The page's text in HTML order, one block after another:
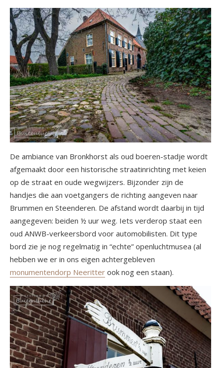
De ambiance van Bronkhorst als oud boeren-stadje wordt
afgemaakt door een historische straatinrichting met keien
op de straat en oude wegwijzers. Bijzonder zijn de
handjes die aan voetgangers de richting aangeven naar
Brummen en Steenderen. De afstand wordt daarbij in tijd
aangegeven: beiden ½ uur weg. Iets verderop staat een
oud ANWB-verkeersbord voor automobilisten. Dit type
bord zie je nog regelmatig in “echte” openluchtmusea (al
hebben we er in ons eigen achtergebleven
monumentendorp Neeritter ook nog een staan).